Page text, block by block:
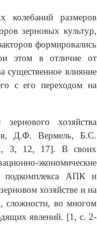
колебаний размеров
зерновых культур,
формировались
этом в отличие от
существенное влияние
с его переходом на
хозяйства
Д.Ф. Вермель, Б.С.
3, 12, 17]. В своих
экономические
подкомплекса АПК и
хозяйстве и на
сложности, во многом
явлений. [1, с. 2-